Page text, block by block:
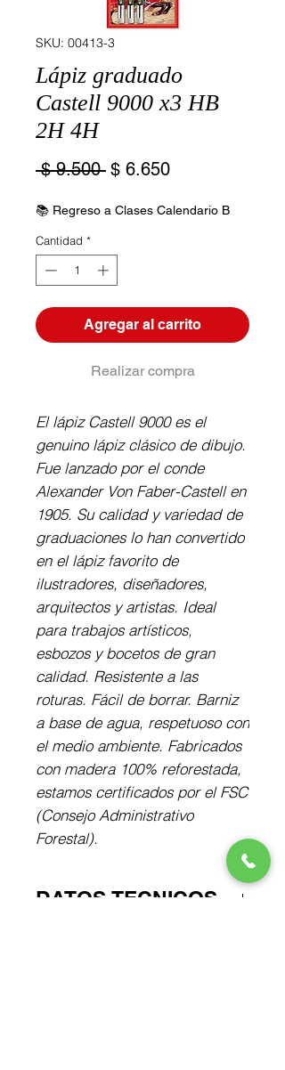
SKU: 00413-3
Lápiz graduado
Castell 9000 x3 HB
2H 4H
$ 9.500 Precio
$ 6.650Precio
oferta
📚 Regreso a Clases Calendario B
Cantidad *
Agregar al carrito
Realizar compra
El lápiz Castell 9000 es el
genuino lápiz clásico de dibujo.
Fue lanzado por el conde
Alexander Von Faber-Castell en
1905. Su calidad y variedad de
graduaciones lo han convertido
en el lápiz favorito de
ilustradores, diseñadores,
arquitectos y artistas. Ideal
para trabajos artísticos,
esbozos y bocetos de gran
calidad. Resistente a las
roturas. Fácil de borrar. Barniz
a base de agua, respetuoso con
el medio ambiente. Fabricados
con madera 100% reforestada,
estamos certificados por el FSC
(Consejo Administrativo
Forestal).
DATOS TECNICOS